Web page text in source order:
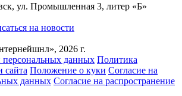
, ул. Промышленная 3, литер «Б»
на новости
2026 г.
персональных данных Политика
сайта Положение о куки Согласие на
данных Согласие на распространение